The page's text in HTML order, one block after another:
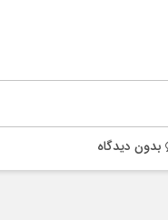
بدون دیدگاه